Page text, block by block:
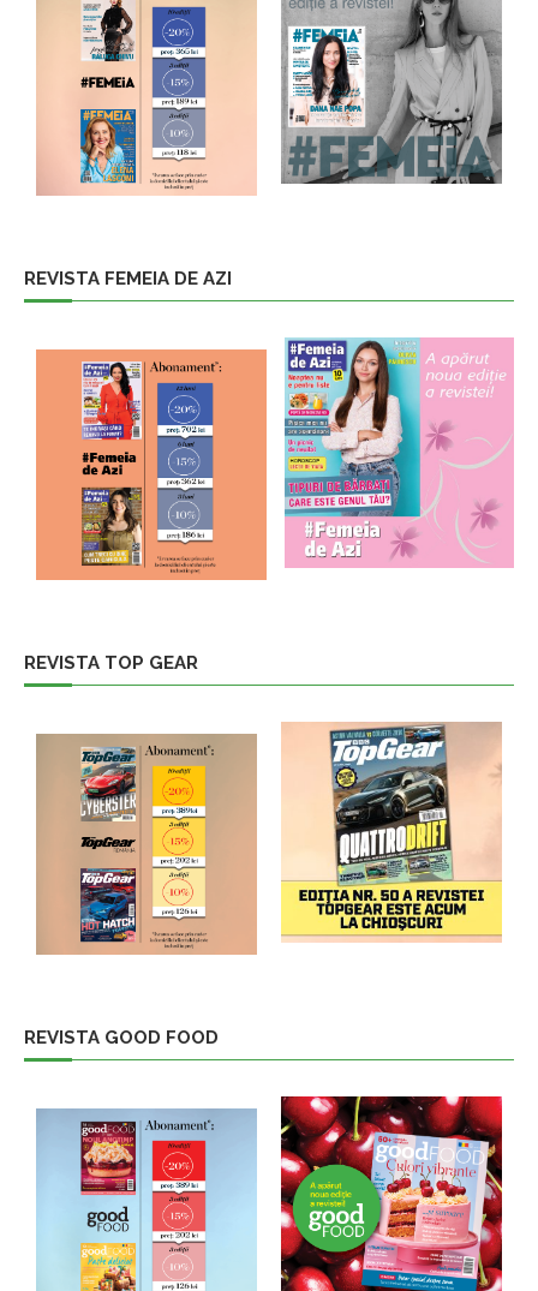
REVISTA FEMEIA DE AZI
REVISTA TOP GEAR
REVISTA GOOD FOOD